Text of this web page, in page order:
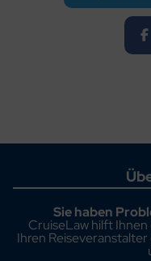
Sie haben
CruiseLaw hilft
Ihren